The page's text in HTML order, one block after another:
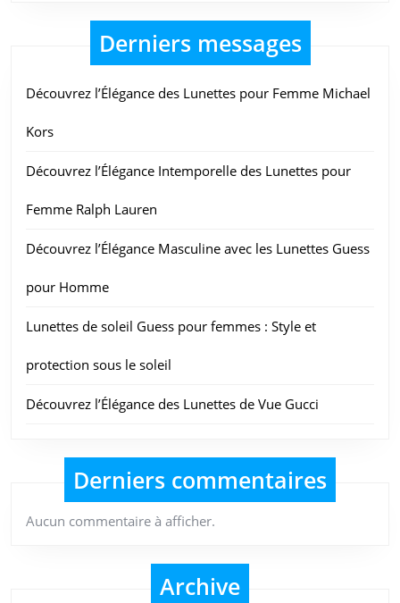
Derniers messages
Découvrez l’Élégance des Lunettes pour Femme Michael
Kors
Découvrez l’Élégance Intemporelle des Lunettes pour
Femme Ralph Lauren
Découvrez l’Élégance Masculine avec les Lunettes Guess
pour Homme
Lunettes de soleil Guess pour femmes : Style et
protection sous le soleil
Découvrez l’Élégance des Lunettes de Vue Gucci
Derniers commentaires
Aucun commentaire à afficher.
Archive